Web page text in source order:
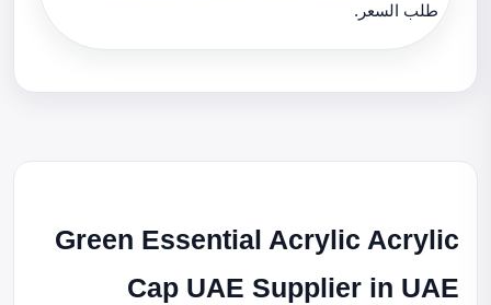
طلب السعر.
Green Essential Acrylic Acrylic
Cap UAE Supplier in UAE